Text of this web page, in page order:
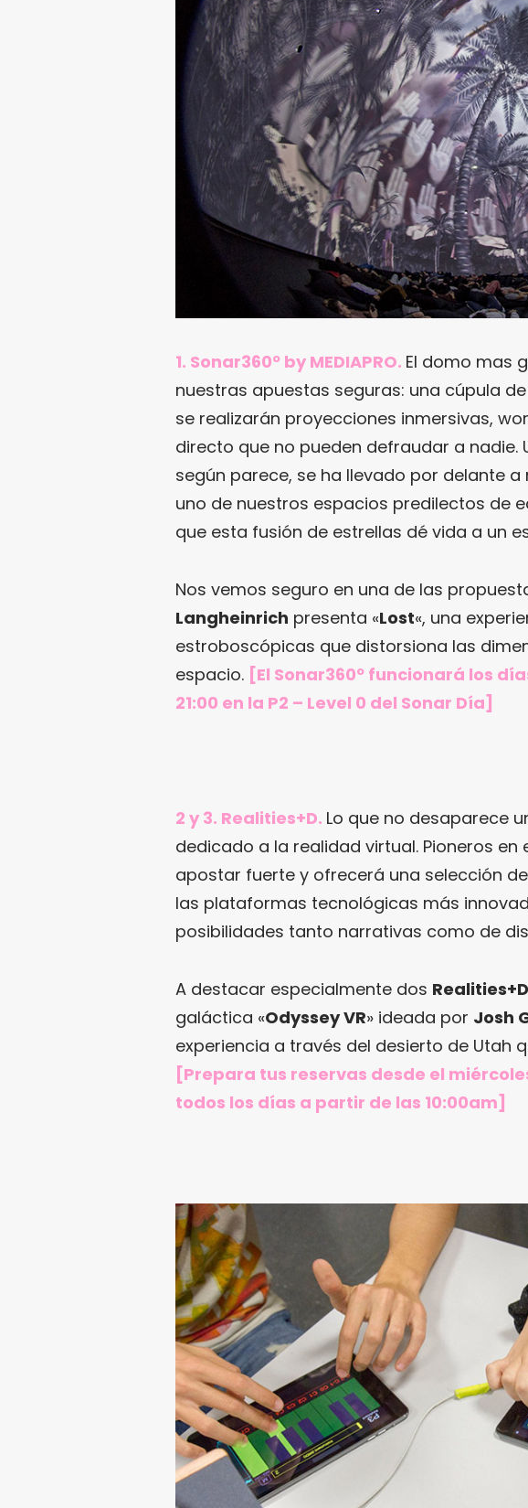
1. Sonar360º by MEDIAPRO. El domo mas
nuestras apuestas seguras: una cúpula
se realizarán proyecciones inmersivas,
directo que no pueden defraudar a nadie.
según parece, se ha llevado por delante
uno de nuestros espacios predilectos de
que esta fusión de estrellas dé vida a un
Nos vemos seguro en una de las
Langheinrich presenta «Lost«, una
estroboscópicas que distorsiona las
espacio. [El Sonar360º funcionará los
21:00 en la P2 – Level 0 del Sonar Día]
2 y 3. Realities+D. Lo que no desaparece
dedicado a la realidad virtual. Pioneros en
apostar fuerte y ofrecerá una selección
las plataformas tecnológicas más
posibilidades tanto narrativas como de
A destacar especialmente dos Realities+D
galáctica «Odyssey VR» ideada por Josh
experiencia a través del desierto de Utah
[Prepara tus reservas desde el
todos los días a partir de las 10:00am]